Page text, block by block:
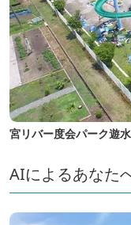
宮リバー度会パーク遊
AIによるあなた